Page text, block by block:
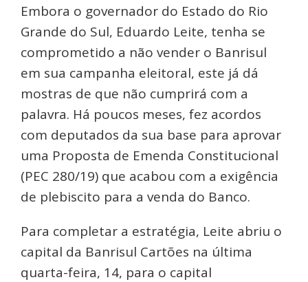
Embora o governador do Estado do Rio
Grande do Sul, Eduardo Leite, tenha se
comprometido a não vender o Banrisul
em sua campanha eleitoral, este já dá
mostras de que não cumprirá com a
palavra. Há poucos meses, fez acordos
com deputados da sua base para aprovar
uma Proposta de Emenda Constitucional
(PEC 280/19) que acabou com a exigência
de plebiscito para a venda do Banco.
Para completar a estratégia, Leite abriu o
capital da Banrisul Cartões na última
quarta-feira, 14, para o capital